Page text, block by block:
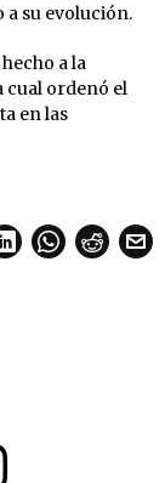
su evolución.
a la
cual ordenó el
en las